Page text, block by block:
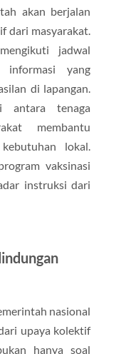
akan berjalan
dari masyarakat.
jadwal
informasi yang
di lapangan.
antara tenaga
membantu
lokal.
vaksinasi
instruksi dari
nasional
upaya kolektif
hanya soal